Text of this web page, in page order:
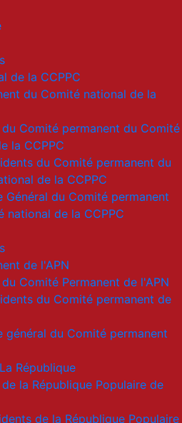
de la CCPPC
du Comité national de la
du Comité permanent du Comité
la CCPPC
du Comité permanent du
de la CCPPC
Général du Comité permanent
national de la CCPPC
de l'APN
Comité Permanent de l'APN
du Comité permanent de
général du Comité permanent
République
la République Populaire de
de la République Populaire